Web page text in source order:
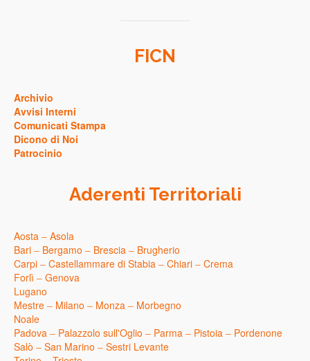
FICN
Archivio
Avvisi Interni
Comunicati Stampa
Dicono di Noi
Patrocinio
Aderenti Territoriali
Aosta – Asola
Bari – Bergamo – Brescia – Brugherio
Carpi – Castellammare di Stabia – Chiari – Crema
Forlì – Genova
Lugano
Mestre – Milano – Monza – Morbegno
Noale
Padova – Palazzolo sull'Oglio – Parma – Pistoia – Pordenone
Salò – San Marino – Sestri Levante